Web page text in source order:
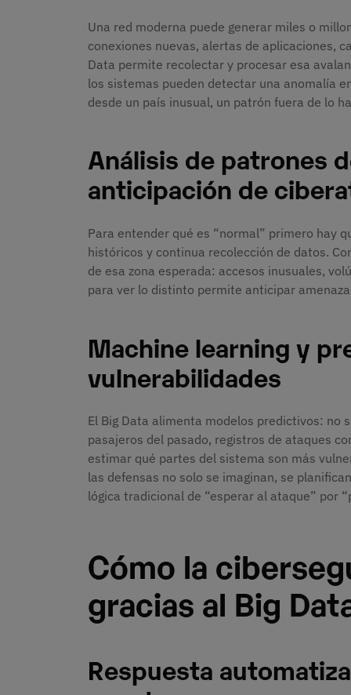
Una red moderna puede generar miles o
conexiones nuevas, alertas de aplicaciones,
Data permite recolectar y procesar esa
los sistemas pueden detectar una anomalía
desde un país inusual, un patrón fuera de lo
Análisis de patrones
anticipación de
Para entender qué es “normal” primero hay
históricos y continua recolección de datos.
de esa zona esperada: accesos inusuales,
para ver lo distinto permite anticipar
Machine learning y
vulnerabilidades
El Big Data alimenta modelos predictivos: no
pasajeros del pasado, registros de ataques
estimar qué partes del sistema son más
las defensas no solo se imaginan, se
lógica tradicional de “esperar al ataque” por
Cómo la
gracias al Big
Respuesta